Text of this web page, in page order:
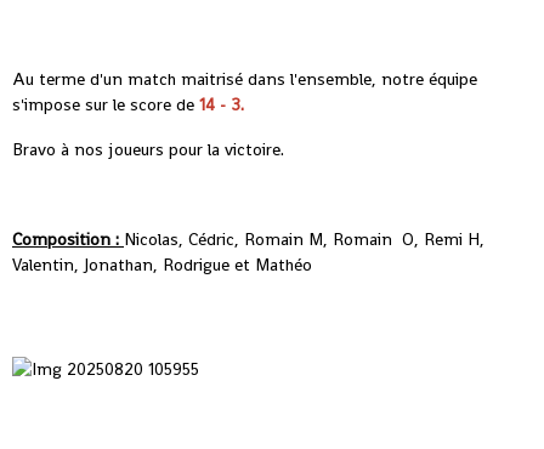
Au terme d'un match maitrisé dans l'ensemble, notre équipe
s'impose sur le score de 14 - 3.
Bravo à nos joueurs pour la victoire.
Composition : Nicolas, Cédric, Romain M, Romain O, Remi H,
Valentin, Jonathan, Rodrigue et Mathéo